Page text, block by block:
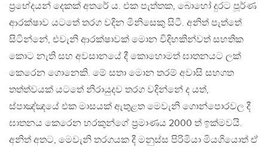
ප්‍රභේදයන් දෙකක් අතරේ ය. එක පැත්තක, බොහෝ දුරට පූර්ණ
ආරක්ෂාව යටතේ තරග වදින මිනිසෙකු සිටී. අනිත් පැත්තේ
සිටින්නේ, එවැනි ආරක්ෂාවක් මොන විදිහකින්වත් සහතික
කොට නැති සහ අවසානයේ දී කොහොමත් ඝාතනයට ලක්
කෙරෙන ගොනෙකි. මේ සතා මොන තරම් අවාසි සහගත
තත්ත්වයක් යටතේ නිරායුදව තරග වදින්නේ ද යත්,
ස්පාඤ්ඤයේ එක මාසයක් ඇතුළත මෙවැනි ගොන්පොරවල දී
ඝාතනය කෙරෙන හරකුන්ගේ ප්‍රමාණය 2000 ත් ඉක්මවයි.
අනිත් අතට, මෙවැනි තරගයක දී මනුස්ස පිරිමියා මියගියොත් ඒ